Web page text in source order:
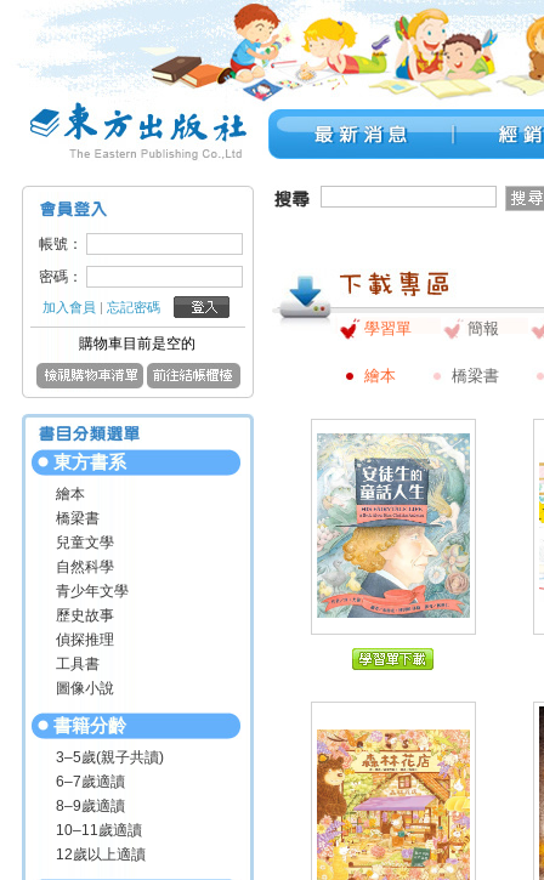
帳號：
密碼：
加入會員 |忘記密碼
購物車目前是空的
東方書系
繪本
橋梁書
兒童文學
自然科學
青少年文學
歷史故事
偵探推理
工具書
圖像小說
書籍分齡
3–5歲(親子共讀)
6–7歲適讀
8–9歲適讀
10–11歲適讀
12歲以上適讀
學習單 簡報
繪本 橋梁書